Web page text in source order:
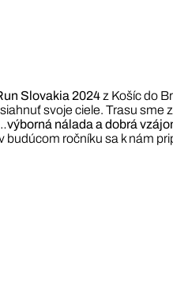
Slovakia 2024 z Košíc do
svoje ciele. Trasu sme
výborná nálada a dobrá
ročníku sa k nám